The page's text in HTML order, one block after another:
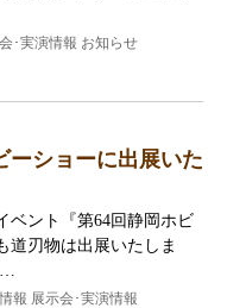
･実演情報 お知らせ
ーショーに出展いた
ベント『第64回静岡ホビ
道刃物は出展いたしま
報 展示会･実演情報